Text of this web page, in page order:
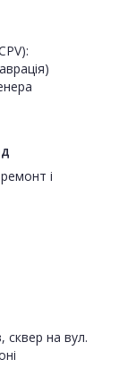
і
сквер на вул.